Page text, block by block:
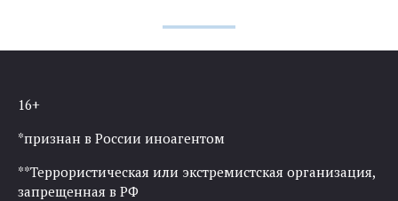
16+
*признан в России иноагентом
**Террористическая или экстремистская организация,
запрещенная в РФ